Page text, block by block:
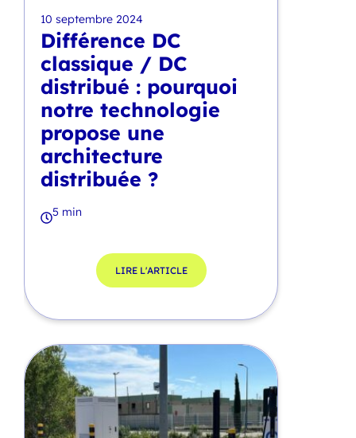
10 septembre 2024
Différence DC
classique / DC
distribué : pourquoi
notre technologie
propose une
architecture
distribuée ?
5 min
LIRE L'ARTICLE